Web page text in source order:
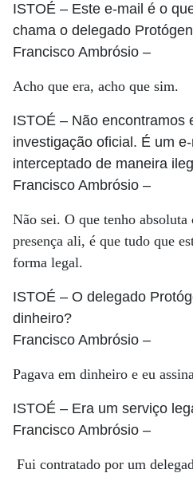
ISTOÉ – Este e-mail é o
chama o delegado
Francisco Ambrósio –
Acho que era, acho que sim.
ISTOÉ – Não encontramos
investigação oficial. É um
interceptado de maneira
Francisco Ambrósio –
Não sei. O que tenho absoluta
presença ali, é que tudo que
forma legal.
ISTOÉ – O delegado
dinheiro?
Francisco Ambrósio –
Pagava em dinheiro e eu
ISTOÉ – Era um serviço
Francisco Ambrósio –
Fui contratado por um